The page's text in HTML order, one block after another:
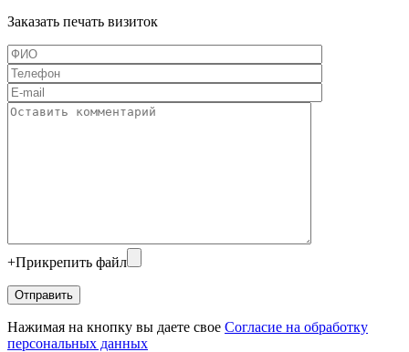
Заказать печать визиток
+Прикрепить файл
Нажимая на кнопку вы даете свое Согласие на обработку
персональных данных